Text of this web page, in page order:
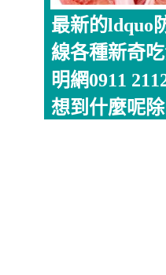
最新的ldquo
線各種新奇
明網0911
想到什麼呢